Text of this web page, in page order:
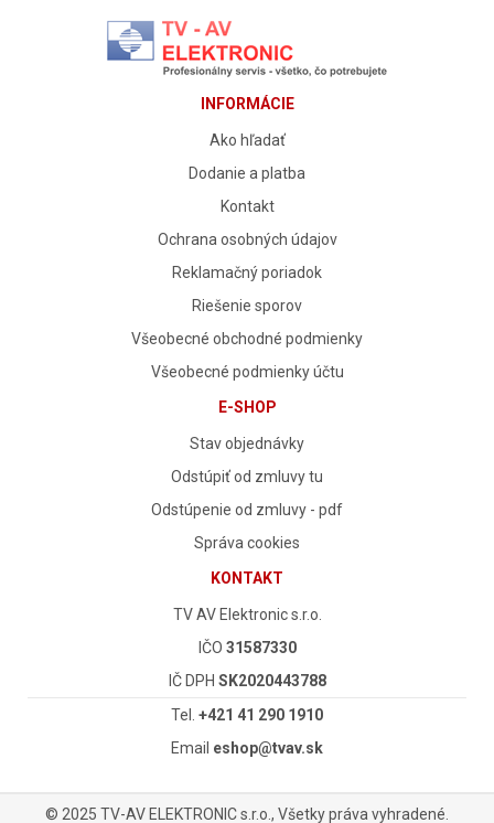
INFORMÁCIE
Ako hľadať
Dodanie a platba
Kontakt
Ochrana osobných údajov
Reklamačný poriadok
Riešenie sporov
Všeobecné obchodné podmienky
Všeobecné podmienky účtu
E-SHOP
Stav objednávky
Odstúpiť od zmluvy tu
Odstúpenie od zmluvy - pdf
Správa cookies
KONTAKT
TV AV Elektronic s.r.o.
IČO 31587330
IČ DPH SK2020443788
Tel. +421 41 290 1910
Email eshop@tvav.sk
© 2025 TV-AV ELEKTRONIC s.r.o., Všetky práva vyhradené.